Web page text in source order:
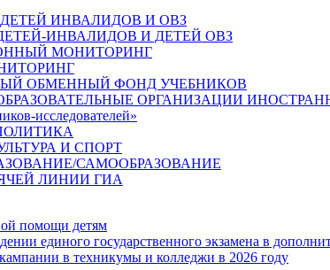
ИНВАЛИДОВ И ОВЗ
ИНВАЛИДОВ И ДЕТЕЙ ОВЗ
МОНИТОРИНГ
ОБМЕННЫЙ ФОНД УЧЕБНИКОВ
ОРГАНИЗАЦИИ
исследователей»
И СПОРТ
САМООБРАЗОВАНИЕ
ЛИНИИ ГИА
помощи детям
единого государственного экзамена в
в техникумы и колледжи в 2026 году